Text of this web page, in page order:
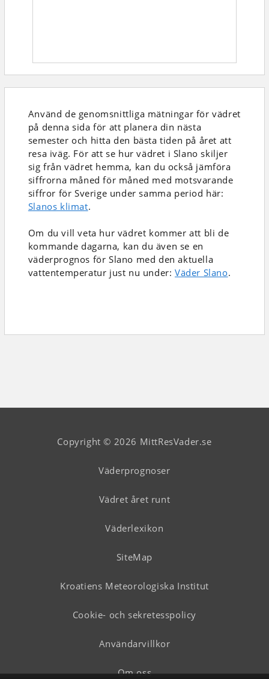
Använd de genomsnittliga mätningar för vädret
på denna sida för att planera din nästa
semester och hitta den bästa tiden på året att
resa iväg. För att se hur vädret i Slano skiljer
sig från vädret hemma, kan du också jämföra
siffrorna måned för måned med motsvarande
siffror för Sverige under samma period här:
Slanos klimat.
Om du vill veta hur vädret kommer att bli de
kommande dagarna, kan du även se en
väderprognos för Slano med den aktuella
vattentemperatur just nu under:Väder Slano.
Copyright © 2026 MittResVader.se
Väderprognoser
Vädret året runt
Väderlexikon
SiteMap
Kroatiens Meteorologiska Institut
Cookie- och sekretesspolicy
Användarvillkor
Om oss